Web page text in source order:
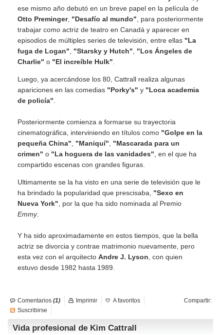
ese mismo año debutó en un breve papel en la película de
Otto Preminger, "Desafío al mundo" , para posteriormente
trabajar como actriz de teatro en Canadá y aparecer en
episodios de múltiples series de televisión, entre ellas "La
fuga de Logan"
"Starsky y Hutch"
"Los Ángeles de
Charlie" o "El increíble Hulk"
Luego, ya acercándose los 80, Cattrall realiza algunas
apariciones en las comedias "Porky's" y "Loca academia
de policía"
Posteriormente comienza a formarse su trayectoria
cinematográfica, interviniendo en títulos como "Golpe en la
pequeña China"
"Maniquí"
"Mascarada para un
crimen" o "La hoguera de las vanidades" , en el que ha
compartido escenas con grandes figuras.
Ultimamente se la ha visto en una serie de televisión que le
ha brindado la popularidad que prescisaba, "Sexo en
Nueva York" , por la que ha sido nominada al Premio
Emmy.
Y ha sido aproximadamente en estos tiempos, que la bella
actriz se divorcia y contrae matrimonio nuevamente, pero
esta vez con el arquitecto Andre J. Lyson , con quien
estuvo desde 1982 hasta 1989.
Comentarios (1) Compartir:
Imprimir
A favoritos
Suscribirse
Vida profesional de Kim Cattrall